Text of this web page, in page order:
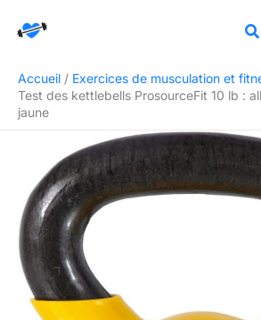
Accueil
Exercices de musculation et
Test des kettlebells ProsourceFit 10 lb :
jaune